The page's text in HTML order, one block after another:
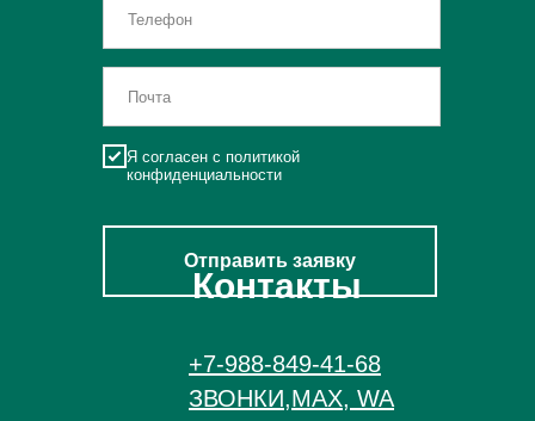
Контакты
Я согласен с политикой
конфиденциальности
Отправить заявку
+7-988-849-41-68
ЗВОНКИ,МАХ, WA